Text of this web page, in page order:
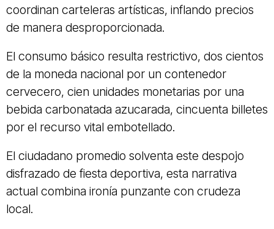
coordinan carteleras artísticas, inflando precios
de manera desproporcionada.
El consumo básico resulta restrictivo, dos cientos
de la moneda nacional por un contenedor
cervecero, cien unidades monetarias por una
bebida carbonatada azucarada, cincuenta billetes
por el recurso vital embotellado.
El ciudadano promedio solventa este despojo
disfrazado de fiesta deportiva, esta narrativa
actual combina ironía punzante con crudeza
local.